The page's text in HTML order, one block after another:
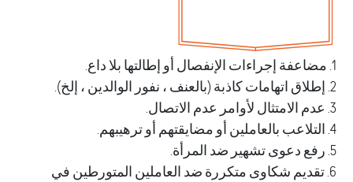
شكاوى متكررة ضد العاملين المتورطين في